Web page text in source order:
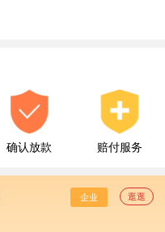
确认放款 赔付服务
企业 逛逛